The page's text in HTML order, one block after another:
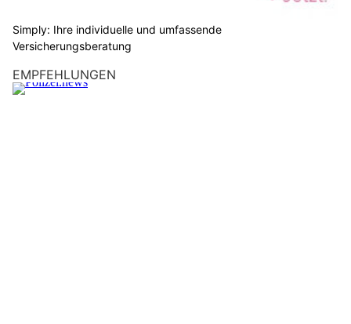
Weiterlesen